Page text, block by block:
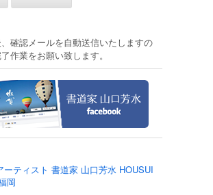
確認メールを自動送信いたしますの
作業をお願い致します。
ーティスト 書道家 山口芳水 HOUSUI
岡